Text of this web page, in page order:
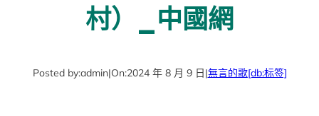
村）_中國網
Posted by:admin|On:2024 年 8 月 9 日|無言的歌[db:标签]